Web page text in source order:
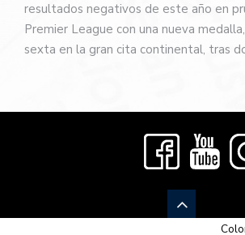
resultados negativos de este año en
Premier League con una nueva
sexta en la gran cita continental, tras